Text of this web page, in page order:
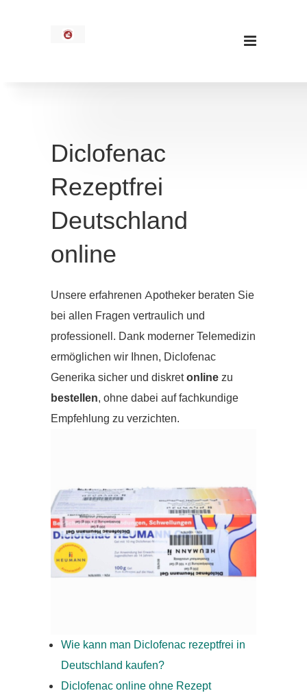
Diclofenac
Rezeptfrei
Deutschland
online
Unsere erfahrenen Apotheker beraten Sie
bei allen Fragen vertraulich und
professionell. Dank moderner Telemedizin
ermöglichen wir Ihnen, Diclofenac
Generika sicher und diskretonlinezu
bestellen, ohne dabei auf fachkundige
Empfehlung zu verzichten.
Wie kann man Diclofenac rezeptfrei in
Deutschland kaufen?
Diclofenac online ohne Rezept